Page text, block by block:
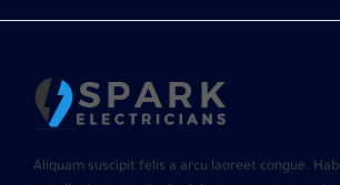
Aliquam suscipit felis a arcu laoreet congue.